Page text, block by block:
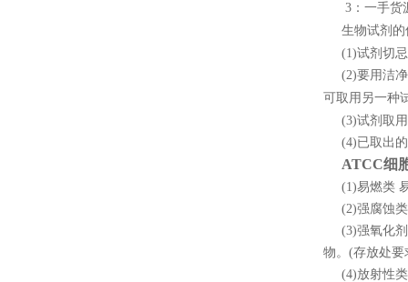
3：一手货
生物试剂
(1)试剂切忌
(2)要用洁净
可取用另一种
(3)试剂取用
(4)已取出的
ATCC细
(1)易燃类 易
(2)强腐蚀类
(3)强氧化剂
物。(存放处
(4)放射性类